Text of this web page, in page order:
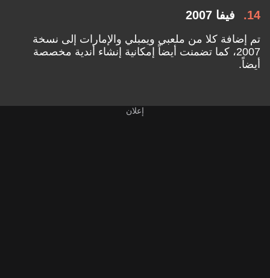
14 فيفا 2007
تم إضافة كلا من ملعبي ويمبلي والإمارات إلى نسخة
2007، كما تضمنت أيضاً إمكانية إنشاء أندية مخصصة
أيضاً.